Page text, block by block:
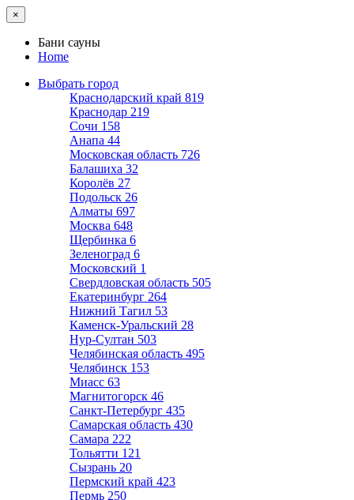
×
Бани сауны
Home
Выбрать город
Краснодарский край 819
Краснодар 219
Сочи 158
Анапа 44
Московская область 726
Балашиха 32
Королёв 27
Подольск 26
Алматы 697
Москва 648
Щербинка 6
Зеленоград 6
Московский 1
Свердловская область 505
Екатеринбург 264
Нижний Тагил 53
Каменск-Уральский 28
Нур-Султан 503
Челябинская область 495
Челябинск 153
Миасс 63
Магнитогорск 46
Санкт-Петербург 435
Самарская область 430
Самара 222
Тольятти 121
Сызрань 20
Пермский край 423
Пермь 250